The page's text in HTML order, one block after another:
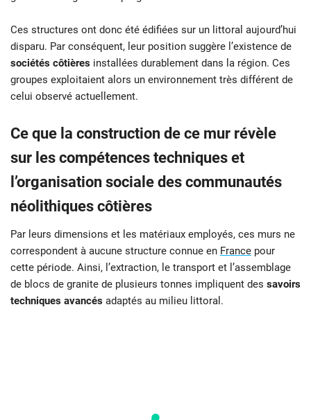
Ces structures ont donc été édifiées sur un littoral aujourd’hui
disparu. Par conséquent, leur position suggère l’existence de
sociétés côtières installées durablement dans la région. Ces
groupes exploitaient alors un environnement très différent de
celui observé actuellement.
Ce que la construction de ce mur révèle
sur les compétences techniques et
l’organisation sociale des communautés
néolithiques côtières
Par leurs dimensions et les matériaux employés, ces murs ne
correspondent à aucune structure connue en France pour
cette période. Ainsi, l’extraction, le transport et l’assemblage
de blocs de granite de plusieurs tonnes impliquent des savoirs
techniques avancés adaptés au milieu littoral.